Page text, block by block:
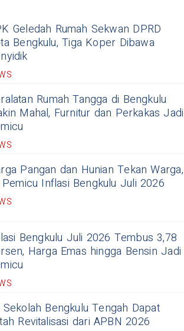
Geledah Rumah Sekwan DPRD
Bengkulu, Tiga Koper Dibawa
Rumah Tangga di Bengkulu
Mahal, Furnitur dan Perkakas Jadi
Pangan dan Hunian Tekan Warga,
Inflasi Bengkulu Juli 2026
Bengkulu Juli 2026 Tembus 3,78
Harga Emas hingga Bensin Jadi
Sekolah Bengkulu Tengah Dapat
Revitalisasi dari APBN 2026